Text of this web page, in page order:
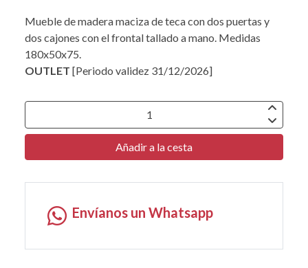
Mueble de madera maciza de teca con dos puertas y
dos cajones con el frontal tallado a mano. Medidas
180x50x75.
OUTLET [Periodo validez 31/12/2026]
Añadir a la cesta
Envíanos un Whatsapp